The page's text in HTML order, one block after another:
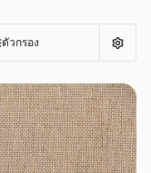
ตัวกรอง